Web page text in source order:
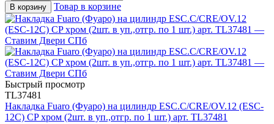
В корзину Товар в корзине
Быстрый просмотр
TL37481
Накладка Fuaro (Фуаро) на цилиндр ESC.C/CRE/OV.12 (ESC-
12C) CP хром (2шт. в уп.,отгр. по 1 шт.) арт. TL37481